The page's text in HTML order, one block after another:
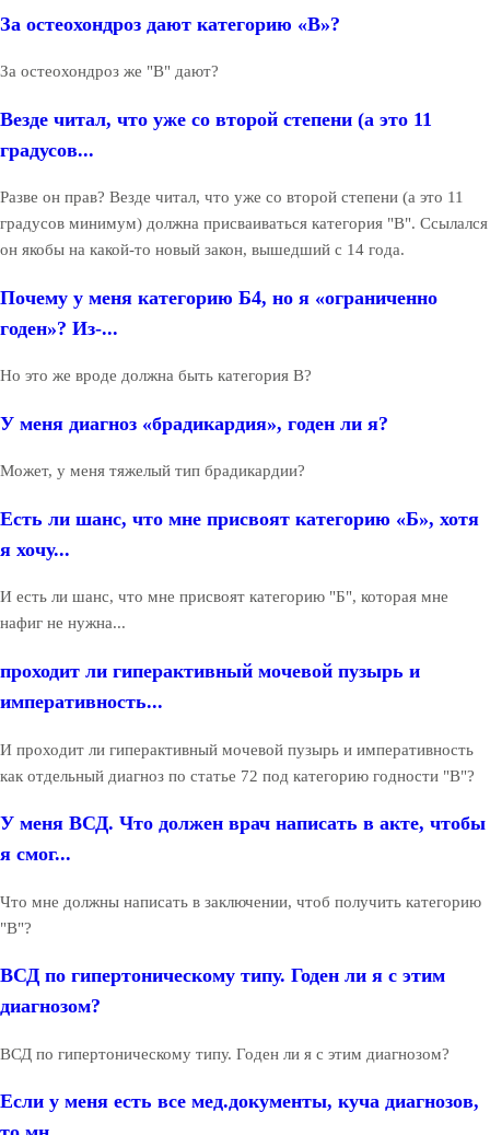
За остеохондроз дают категорию «В»?
За остеохондроз же "В" дают?
Везде читал, что уже со второй степени (а это 11
градусов...
Разве он прав? Везде читал, что уже со второй степени (а это 11
градусов минимум) должна присваиваться категория "В". Ссылался
он якобы на какой-то новый закон, вышедший с 14 года.
Почему у меня категорию Б4, но я «ограниченно
годен»? Из-...
Но это же вроде должна быть категория В?
У меня диагноз «брадикардия», годен ли я?
Может, у меня тяжелый тип брадикардии?
Есть ли шанс, что мне присвоят категорию «Б», хотя
я хочу...
И есть ли шанс, что мне присвоят категорию "Б", которая мне
нафиг не нужна...
проходит ли гиперактивный мочевой пузырь и
императивность...
И проходит ли гиперактивный мочевой пузырь и императивность
как отдельный диагноз по статье 72 под категорию годности "В"?
У меня ВСД. Что должен врач написать в акте, чтобы
я смог...
Что мне должны написать в заключении, чтоб получить категорию
"В"?
ВСД по гипертоническому типу. Годен ли я с этим
диагнозом?
ВСД по гипертоническому типу. Годен ли я с этим диагнозом?
Если у меня есть все мед.документы, куча диагнозов,